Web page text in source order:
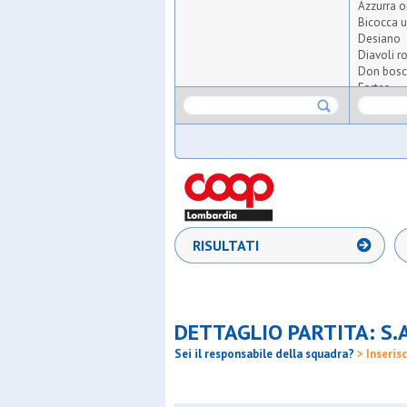
Azzurra
Bicocca
Desiano
Diavoli
Don
Fortes
Gentilino
Gorla
N&c
Odb
Oro
Paina
Polis
RISULTATI
DETTAGLIO PARTITA:
Sei il responsabile della squadra? >